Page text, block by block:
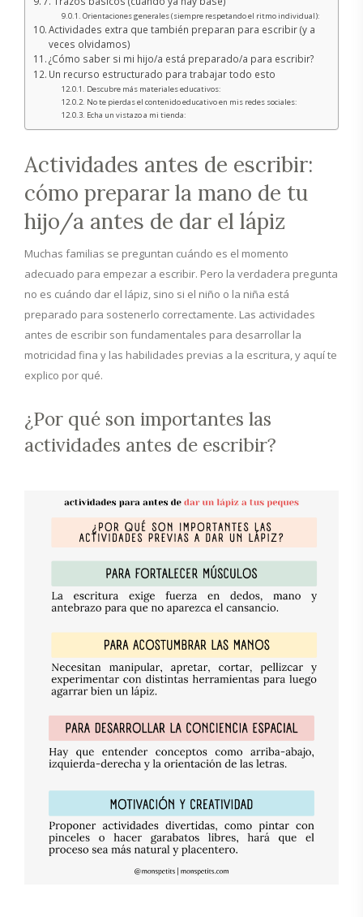
Orientaciones generales (siempre respetando el ritmo individual):
Actividades extra que también preparan para escribir (y a
veces olvidamos)
¿Cómo saber si mi hijo/a está preparado/a para escribir?
Un recurso estructurado para trabajar todo esto
Descubre más materiales educativos:
No te pierdas el contenido educativo en mis redes sociales:
Echa un vistazo a mi tienda:
Actividades antes de escribir:
cómo preparar la mano de tu
hijo/a antes de dar el lápiz
Muchas familias se preguntan cuándo es el momento
adecuado para empezar a escribir. Pero la verdadera pregunta
no es cuándo dar el lápiz, sino si el niño o la niña está
preparado para sostenerlo correctamente. Las actividades
antes de escribir son fundamentales para desarrollar la
motricidad fina y las habilidades previas a la escritura, y aquí te
explico por qué.
¿Por qué son importantes las
actividades antes de escribir?